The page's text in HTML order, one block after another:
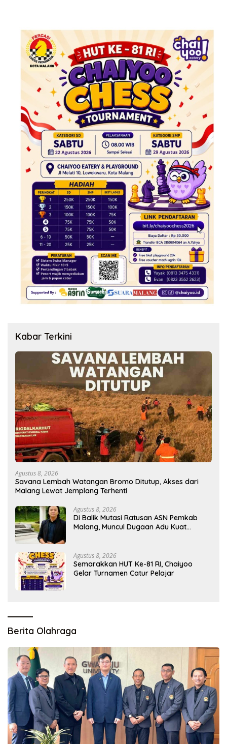
Kabar Terkini
Agustus 8, 2026
Savana Lembah Watangan Bromo Ditutup, Akses dari
Malang Lewat Jemplang Terhenti
Agustus 8, 2026
Di Balik Mutasi Ratusan ASN Pemkab
Malang, Muncul Dugaan Adu Kuat
Agustus 8, 2026
Semarakkan HUT Ke-81 RI, Chaiyoo
Gelar Turnamen Catur Pelajar
Berita Olahraga